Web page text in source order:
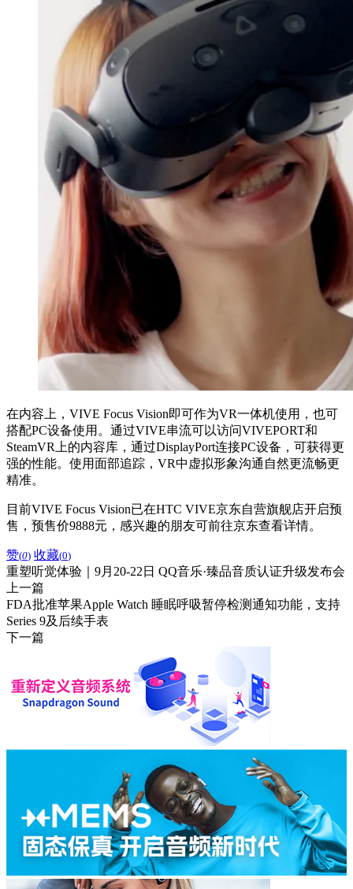
在内容上，VIVE Focus Vision即可作为VR一体机使用，也可
搭配PC设备使用。通过VIVE串流可以访问VIVEPORT和
SteamVR上的内容库，通过DisplayPort连接PC设备，可获得更
强的性能。使用面部追踪，VR中虚拟形象沟通自然更流畅更
精准。
目前VIVE Focus Vision已在HTC VIVE京东自营旗舰店开启预
售，预售价9888元，感兴趣的朋友可前往京东查看详情。
赞(0) 收藏(0)
重塑听觉体验｜9月20-22日 QQ音乐·臻品音质认证升级发布会
上一篇
FDA批准苹果Apple Watch 睡眠呼吸暂停检测通知功能，支持
Series 9及后续手表
下一篇